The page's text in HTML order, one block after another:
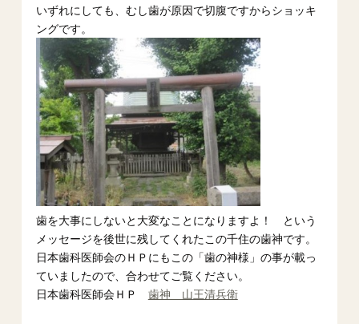
いずれにしても、むし歯が原因で切腹ですからショッキ
ングです。
歯を大事にしないと大変なことになりますよ！ という
メッセージを後世に残してくれたこの千住の歯神です。
日本歯科医師会のＨＰにもこの「歯の神様」の事が載っ
ていましたので、合わせてご覧ください。
日本歯科医師会ＨＰ 歯神 山王清兵衛